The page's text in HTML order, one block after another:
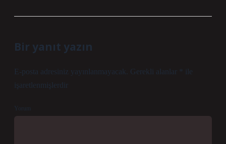
Bir yanıt yazın
E-posta adresiniz yayınlanmayacak. Gerekli alanlar
ile
işaretlenmişlerdir
Yorum